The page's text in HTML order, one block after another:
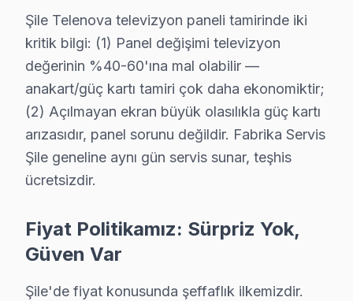
· Telenova fabrika servis sertifikası
· Orijinal ve OEM yedek parça tedarikçisi
· 2010'dan günümüze tüm Telenova modelleri
Şile Servis İstatistikleri
· Şile'de510+Telenova TV tamiri
· Müşteri memnuniyeti %97
· Ortalama tamir süresi:1–2 iş günü
· Tüm işlemler
Bu sayfayla ilgili hizmet sayfaları:
↑ Telenova Servis Ana Sayfası
↑ Şile TV Servis Merkezi
Şile Telenova televizyon paneli tamirinde iki
kritik bilgi: (1) Panel değişimi televizyon
değerinin %40-60'ına mal olabilir —
anakart/güç kartı tamiri çok daha ekonomiktir;
(2) Açılmayan ekran büyük olasılıkla güç kartı
arızasıdır, panel sorunu değildir. Fabrika Servis
Şile geneline aynı gün servis sunar, teşhis
ücretsizdir.
Fiyat Politikamız: Sürpriz Yok,
Güven Var
Şile'de fiyat konusunda şeffaflık ilkemizdir.